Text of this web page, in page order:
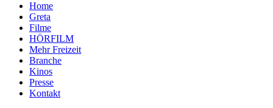
Home
Greta
Filme
HÖRFILM
Mehr Freizeit
Branche
Kinos
Presse
Kontakt